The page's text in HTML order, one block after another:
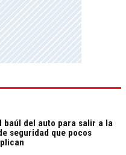
baúl del auto para salir a la
seguridad que pocos